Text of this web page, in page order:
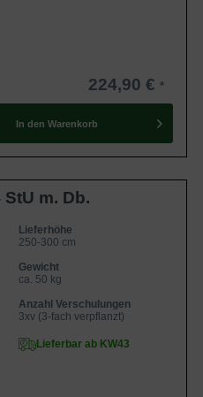
224,90 €
In den Warenkorb
m. Db.
Lieferhöhe
250-300 cm
Gewicht
ca. 50 kg
Anzahl Verschulungen
3xv (3-fach verpflanzt)
Lieferbar ab KW43